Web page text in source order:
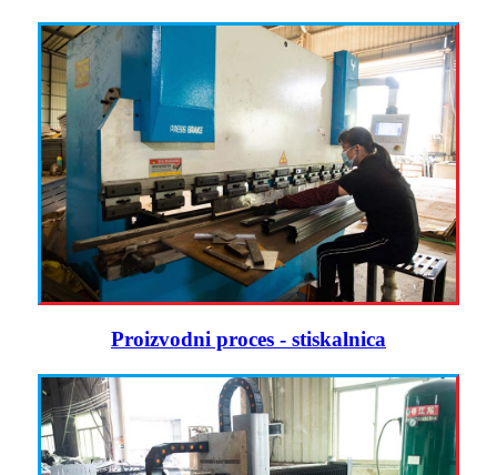
Proizvodni proces - stiskalnica